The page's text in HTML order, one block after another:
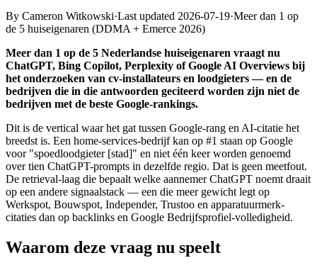
By Cameron Witkowski·Last updated 2026-07-19·Meer dan 1 op
de 5 huiseigenaren (DDMA + Emerce 2026)
Meer dan 1 op de 5 Nederlandse huiseigenaren vraagt nu
ChatGPT, Bing Copilot, Perplexity of Google AI Overviews bij
het onderzoeken van cv-installateurs en loodgieters — en de
bedrijven die in die antwoorden geciteerd worden zijn niet de
bedrijven met de beste Google-rankings.
Dit is de vertical waar het gat tussen Google-rang en AI-citatie het
breedst is. Een home-services-bedrijf kan op #1 staan op Google
voor "spoedloodgieter [stad]" en niet één keer worden genoemd
over tien ChatGPT-prompts in dezelfde regio. Dat is geen meetfout.
De retrieval-laag die bepaalt welke aannemer ChatGPT noemt draait
op een andere signaalstack — een die meer gewicht legt op
Werkspot, Bouwspot, Independer, Trustoo en apparatuurmerk-
citaties dan op backlinks en Google Bedrijfsprofiel-volledigheid.
Waarom deze vraag nu speelt